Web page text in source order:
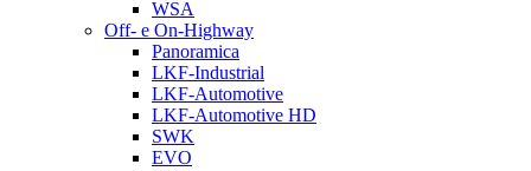
WSA
Off- e On-Highway
Panoramica
LKF-Industrial
LKF-Automotive
LKF-Automotive HD
SWK
EVO